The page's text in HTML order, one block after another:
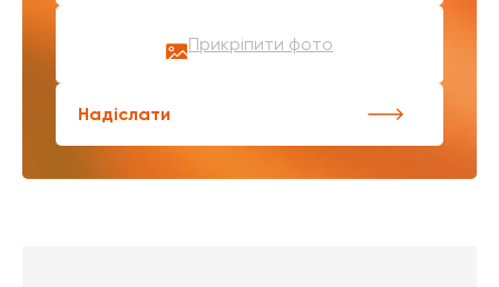
Прикріпити фото
Надіслати